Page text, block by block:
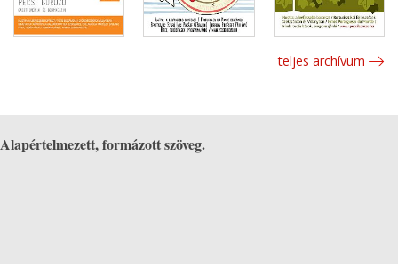
teljes archívum
Alapértelmezett, formázott szöveg.